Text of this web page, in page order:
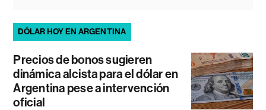
DÓLAR HOY EN ARGENTINA
Precios de bonos sugieren
dinámica alcista para el dólar en
Argentina pese a intervención
oficial